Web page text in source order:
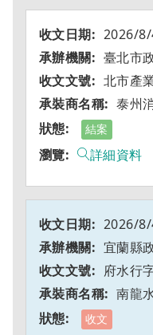
2026/
臺北市
北市產
泰州
結案
詳細資料
2026/
宜蘭縣
府水行
南龍
收文